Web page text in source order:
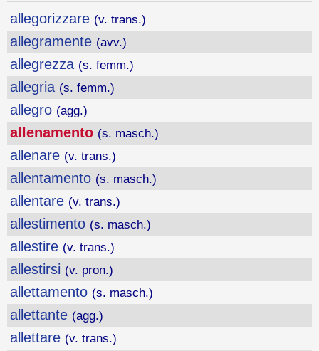
allegorizzare (v. trans.)
allegramente (avv.)
allegrezza (s. femm.)
allegria (s. femm.)
allegro (agg.)
allenamento (s. masch.)
allenare (v. trans.)
allentamento (s. masch.)
allentare (v. trans.)
allestimento (s. masch.)
allestire (v. trans.)
allestirsi (v. pron.)
allettamento (s. masch.)
allettante (agg.)
allettare (v. trans.)